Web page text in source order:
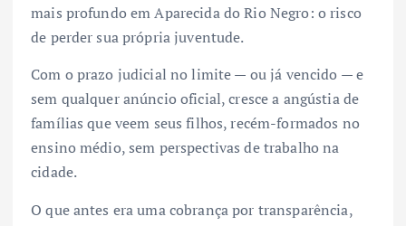
mais profundo em Aparecida do Rio Negro: o risco
de perder sua própria juventude.
Com o prazo judicial no limite — ou já vencido — e
sem qualquer anúncio oficial, cresce a angústia de
famílias que veem seus filhos, recém-formados no
ensino médio, sem perspectivas de trabalho na
cidade.
O que antes era uma cobrança por transparência,